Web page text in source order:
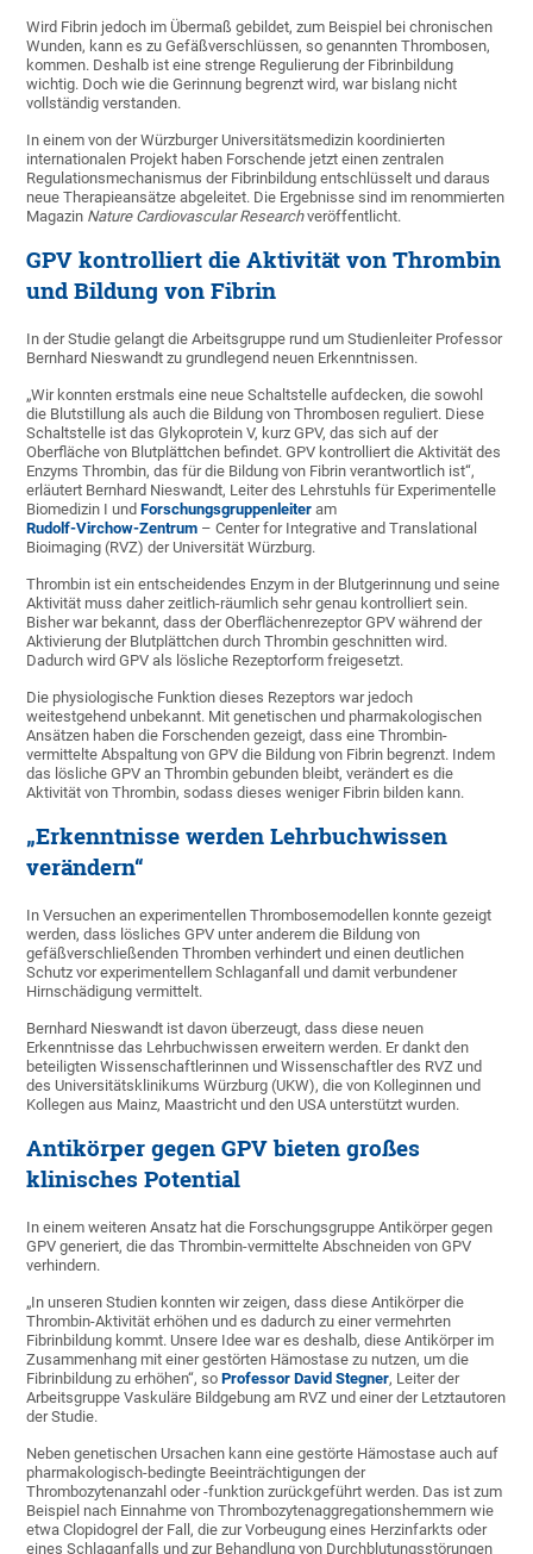
Wird Fibrin jedoch im Übermaß gebildet, zum Beispiel bei chronischen
Wunden, kann es zu Gefäßverschlüssen, so genannten Thrombosen,
kommen. Deshalb ist eine strenge Regulierung der Fibrinbildung
wichtig. Doch wie die Gerinnung begrenzt wird, war bislang nicht
vollständig verstanden.
In einem von der Würzburger Universitätsmedizin koordinierten
internationalen Projekt haben Forschende jetzt einen zentralen
Regulationsmechanismus der Fibrinbildung entschlüsselt und daraus
neue Therapieansätze abgeleitet. Die Ergebnisse sind im renommierten
Magazin Nature Cardiovascular Researchveröffentlicht.
GPV kontrolliert die Aktivität von Thrombin
und Bildung von Fibrin
In der Studie gelangt die Arbeitsgruppe rund um Studienleiter Professor
Bernhard Nieswandt zu grundlegend neuen Erkenntnissen.
„Wir konnten erstmals eine neue Schaltstelle aufdecken, die sowohl
die Blutstillung als auch die Bildung von Thrombosen reguliert. Diese
Schaltstelle ist das Glykoprotein V, kurz GPV, das sich auf der
Oberfläche von Blutplättchen befindet. GPV kontrolliert die Aktivität des
Enzyms Thrombin, das für die Bildung von Fibrin verantwortlich ist“,
erläutert Bernhard Nieswandt, Leiter des Lehrstuhls für Experimentelle
Biomedizin I undForschungsgruppenleiter am
Rudolf-Virchow-Zentrum – Center for Integrative and Translational
Bioimaging (RVZ) der Universität Würzburg.
Thrombin ist ein entscheidendes Enzym in der Blutgerinnung und seine
Aktivität muss daher zeitlich-räumlich sehr genau kontrolliert sein.
Bisher war bekannt, dass der Oberflächenrezeptor GPV während der
Aktivierung der Blutplättchen durch Thrombin geschnitten wird.
Dadurch wird GPV als lösliche Rezeptorform freigesetzt.
Die physiologische Funktion dieses Rezeptors war jedoch
weitestgehend unbekannt. Mit genetischen und pharmakologischen
Ansätzen haben die Forschenden gezeigt, dass eine Thrombin-
vermittelte Abspaltung von GPV die Bildung von Fibrin begrenzt. Indem
das lösliche GPV an Thrombin gebunden bleibt, verändert es die
Aktivität von Thrombin, sodass dieses weniger Fibrin bilden kann.
„Erkenntnisse werden Lehrbuchwissen
verändern“
In Versuchen an experimentellen Thrombosemodellen konnte gezeigt
werden, dass lösliches GPV unter anderem die Bildung von
gefäßverschließenden Thromben verhindert und einen deutlichen
Schutz vor experimentellem Schlaganfall und damit verbundener
Hirnschädigung vermittelt.
Bernhard Nieswandt ist davon überzeugt, dass diese neuen
Erkenntnisse das Lehrbuchwissen erweitern werden. Er dankt den
beteiligten Wissenschaftlerinnen und Wissenschaftler des RVZ und
des Universitätsklinikums Würzburg (UKW), die von Kolleginnen und
Kollegen aus Mainz, Maastricht und den USA unterstützt wurden.
Antikörper gegen GPV bieten großes
klinisches Potential
In einem weiteren Ansatz hat die Forschungsgruppe Antikörper gegen
GPV generiert, die das Thrombin-vermittelte Abschneiden von GPV
verhindern.
„In unseren Studien konnten wir zeigen, dass diese Antikörper die
Thrombin-Aktivität erhöhen und es dadurch zu einer vermehrten
Fibrinbildung kommt. Unsere Idee war es deshalb, diese Antikörper im
Zusammenhang mit einer gestörten Hämostase zu nutzen, um die
Fibrinbildung zu erhöhen“, soProfessor David Stegner, Leiter der
Arbeitsgruppe Vaskuläre Bildgebung am RVZ und einer der Letztautoren
der Studie.
Neben genetischen Ursachen kann eine gestörte Hämostase auch auf
pharmakologisch-bedingte Beeinträchtigungen der
Thrombozytenanzahl oder -funktion zurückgeführt werden. Das ist zum
Beispiel nach Einnahme von Thrombozytenaggregationshemmern wie
etwa Clopidogrel der Fall, die zur Vorbeugung eines Herzinfarkts oder
eines Schlaganfalls und zur Behandlung von Durchblutungsstörungen